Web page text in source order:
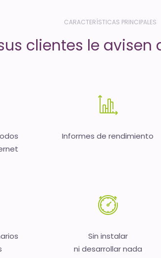
CARACTERÍSTICAS PRINCIPALES
clientes le
Informes de rendimiento
Sin instalar
ni desarrollar nada